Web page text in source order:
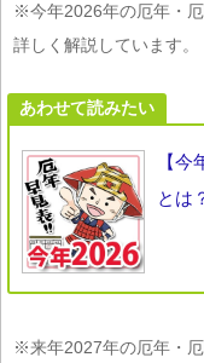
※今年2026年の厄年・
詳しく解説しています。
あわせて読みたい
【
とは
※来年2027年の厄年・